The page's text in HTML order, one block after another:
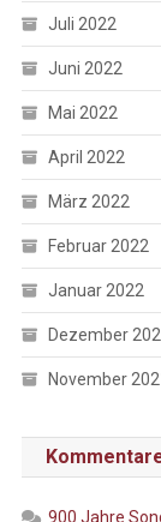
Juli 2022
Juni 2022
Mai 2022
April 2022
März 2022
Februar 2022
Januar 2022
Dezember
November
900 Jahre